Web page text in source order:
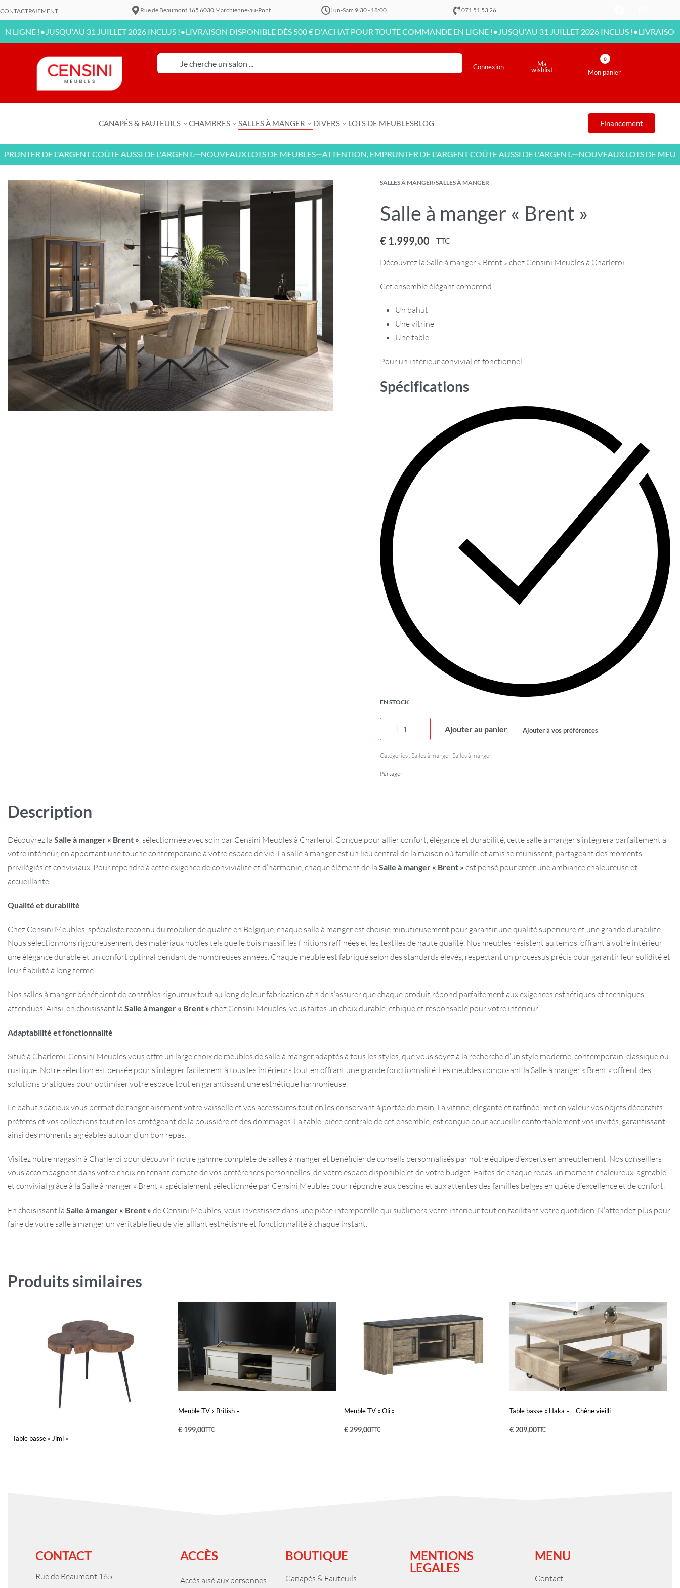
CONTACTPAIEMENT Rue de Beaumont 165 6030 Marchienne-au-Pont Lun-Sam 9:30 - 18:00 071 51 53 26
•JUSQU'AU 31 JUILLET 2026 INCLUS !•LIVRAISON DISPONIBLE DÈS 500 € D'ACHAT POUR TOUTE COMMANDE EN LIGNE ! •JUSQU'AU 31 JUILLET 2026 INCLUS !•LIVRAISON
Connexion Ma
wishlist Mon panier
0
CANAPÉS & FAUTEUILS CHAMBRES SALLES À MANGER DIVERS LOTS DE MEUBLESBLOG Financement
DE L'ARGENT COÛTE AUSSI DE L'ARGENT.—NOUVEAUX LOTS DE MEUBLES—ATTENTION, EMPRUNTER DE L'ARGENT COÛTE AUSSI DE L'ARGENT.—NOUVEAUX LOTS DE MEUBLES—
SALLES À MANGER›SALLES À MANGER
Salle à manger « Brent »
€1.999,00 TTC
Découvrez la Salle à manger « Brent » chez Censini Meubles à Charleroi.
Cet ensemble élégant comprend :
Un bahut
Une vitrine
Une table
Pour un intérieur convivial et fonctionnel.
Spécifications
EN STOCK
Ajouter au panier Ajouter à vos préférences
Catégories : Salles à manger,Salles à manger
Partager
Description
Découvrez la Salle à manger « Brent », sélectionnée avec soin par Censini Meubles à Charleroi. Conçue pour allier confort, élégance et durabilité, cette salle à manger s’intégrera parfaitement à
votre intérieur, en apportant une touche contemporaine à votre espace de vie. La salle à manger est un lieu central de la maison où famille et amis se réunissent, partageant des moments
privilégiés et conviviaux. Pour répondre à cette exigence de convivialité et d’harmonie, chaque élément de la Salle à manger « Brent » est pensé pour créer une ambiance chaleureuse et
accueillante.
Qualité et durabilité
Chez Censini Meubles, spécialiste reconnu du mobilier de qualité en Belgique, chaque salle à manger est choisie minutieusement pour garantir une qualité supérieure et une grande durabilité.
Nous sélectionnons rigoureusement des matériaux nobles tels que le bois massif, les finitions raffinées et les textiles de haute qualité. Nos meubles résistent au temps, offrant à votre intérieur
une élégance durable et un confort optimal pendant de nombreuses années. Chaque meuble est fabriqué selon des standards élevés, respectant un processus précis pour garantir leur solidité et
leur fiabilité à long terme.
Nos salles à manger bénéficient de contrôles rigoureux tout au long de leur fabrication afin de s’assurer que chaque produit répond parfaitement aux exigences esthétiques et techniques
attendues. Ainsi, en choisissant la Salle à manger « Brent » chez Censini Meubles, vous faites un choix durable, éthique et responsable pour votre intérieur.
Adaptabilité et fonctionnalité
Situé à Charleroi, Censini Meubles vous offre un large choix de meubles de salle à manger adaptés à tous les styles, que vous soyez à la recherche d’un style moderne, contemporain, classique ou
rustique. Notre sélection est pensée pour s’intégrer facilement à tous les intérieurs tout en offrant une grande fonctionnalité. Les meubles composant la Salle à manger « Brent » offrent des
solutions pratiques pour optimiser votre espace tout en garantissant une esthétique harmonieuse.
Le bahut spacieux vous permet de ranger aisément votre vaisselle et vos accessoires tout en les conservant à portée de main. La vitrine, élégante et raffinée, met en valeur vos objets décoratifs
préférés et vos collections tout en les protégeant de la poussière et des dommages. La table, pièce centrale de cet ensemble, est conçue pour accueillir confortablement vos invités, garantissant
ainsi des moments agréables autour d’un bon repas.
Visitez notre magasin à Charleroi pour découvrir notre gamme complète de salles à manger et bénéficier de conseils personnalisés par notre équipe d’experts en ameublement. Nos conseillers
vous accompagnent dans votre choix en tenant compte de vos préférences personnelles, de votre espace disponible et de votre budget. Faites de chaque repas un moment chaleureux, agréable
et convivial grâce à la Salle à manger « Brent », spécialement sélectionnée par Censini Meubles pour répondre aux besoins et aux attentes des familles belges en quête d’excellence et de confort.
En choisissant la Salle à manger « Brent » de Censini Meubles, vous investissez dans une pièce intemporelle qui sublimera votre intérieur tout en facilitant votre quotidien. N’attendez plus pour
faire de votre salle à manger un véritable lieu de vie, alliant esthétisme et fonctionnalité à chaque instant.
Produits similaires
Table basse « Jimi »
Meuble TV « British »
€ 199,00TTC
Meuble TV « Oli »
€299,00TTC
Table basse « Haka » – Chêne vieilli
€209,00TTC
CONTACT
Rue de Beaumont 165
ACCÈS
Accès aisé aux personnes
BOUTIQUE
Canapés & Fauteuils
MENTIONS
LEGALES
MENU
Contact